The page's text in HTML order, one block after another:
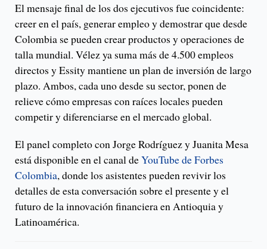
El mensaje final de los dos ejecutivos fue coincidente:
creer en el país, generar empleo y demostrar que desde
Colombia se pueden crear productos y operaciones de
talla mundial. Vélez ya suma más de 4.500 empleos
directos y Essity mantiene un plan de inversión de largo
plazo. Ambos, cada uno desde su sector, ponen de
relieve cómo empresas con raíces locales pueden
competir y diferenciarse en el mercado global.
El panel completo con Jorge Rodríguez y Juanita Mesa
está disponible en el canal deYouTube de Forbes
Colombia, donde los asistentes pueden revivir los
detalles de esta conversación sobre el presente y el
futuro de la innovación financiera en Antioquia y
Latinoamérica.